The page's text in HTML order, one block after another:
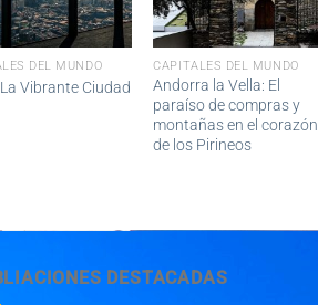
DEL MUNDO
Vibrante Ciudad
CAPITALES DEL MUNDO
Andorra la Vella: El
paraíso de compras y
montañas en el corazón
de los Pirineos
DESTACADAS